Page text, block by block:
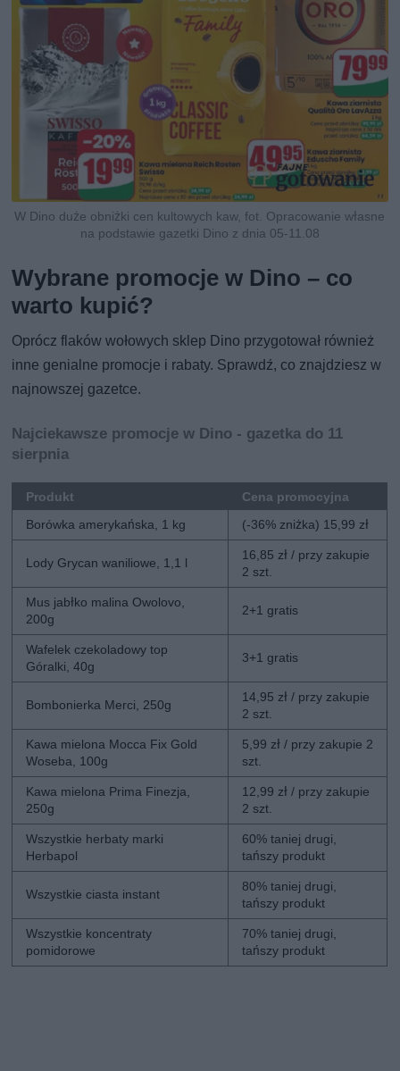
W Dino duże obniżki cen kultowych kaw, fot. Opracowanie własne
na podstawie gazetki Dino z dnia 05-11.08
Wybrane promocje w Dino – co
warto kupić?
Oprócz flaków wołowych sklep Dino przygotował również
inne genialne promocje i rabaty. Sprawdź, co znajdziesz w
najnowszej gazetce.
Najciekawsze promocje w Dino - gazetka do 11
sierpnia
Produkt
Cena promocyjna
Borówka amerykańska, 1 kg
(-36% zniżka) 15,99 zł
Lody Grycan waniliowe, 1,1 l
16,85 zł / przy zakupie
2 szt.
Mus jabłko malina Owolovo,
200g
2+1 gratis
Wafelek czekoladowy top
Góralki, 40g
3+1 gratis
Bombonierka Merci, 250g
14,95 zł / przy zakupie
2 szt.
Kawa mielona Mocca Fix Gold
Woseba, 100g
5,99 zł / przy zakupie 2
szt.
Kawa mielona Prima Finezja,
250g
12,99 zł / przy zakupie
2 szt.
Wszystkie herbaty marki
Herbapol
60% taniej drugi,
tańszy produkt
Wszystkie ciasta instant
80% taniej drugi,
tańszy produkt
Wszystkie koncentraty
pomidorowe
70% taniej drugi,
tańszy produkt